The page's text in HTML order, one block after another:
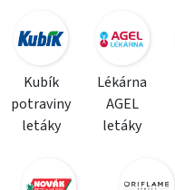
Kubík
potraviny
letáky
Lékárna
AGEL
letáky